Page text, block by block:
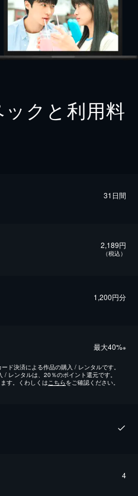
クと利用料
31日間
2,189円
（税込）
1,200円分
最⼤40%※
ド決済による作品の購入 / レンタルです。
レンタルは、20％のポイント還元です。
す。くわしくはこちらをご確認ください。
4